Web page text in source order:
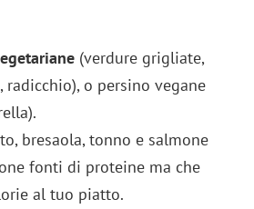
(verdure grigliate,
radicchio), o persino vegane
bresaola, tonno e salmone
fonti di proteine ma che
al tuo piatto.